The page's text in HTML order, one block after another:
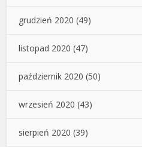
grudzień 2020 (49)
listopad 2020 (47)
październik 2020 (50)
wrzesień 2020 (43)
sierpień 2020 (39)